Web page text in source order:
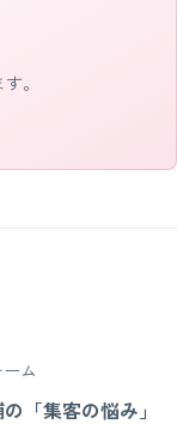
。
ム
「集客の悩み」